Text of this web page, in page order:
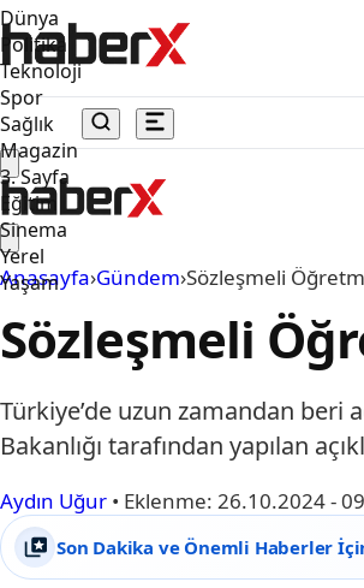
Dünya
Politika
Teknoloji
Spor
Sağlık
Magazin
3. Sayfa
Eğitim
Sinema
Yerel
Yaşam
Anasayfa›Gündem›Sözleşmeli
Sözleşmeli
Türkiye’de uzun zamandan beri
Bakanlığı tarafından yapılan
Aydın Uğur • Eklenme: 26.10.2024 -
Son Dakika ve Önemli Haberler